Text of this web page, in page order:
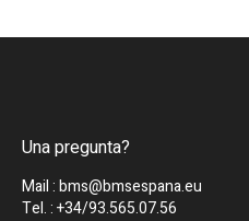
Una pregunta?
Mail : bms@bmsespana.eu
Tel. : +34/93.565.07.56